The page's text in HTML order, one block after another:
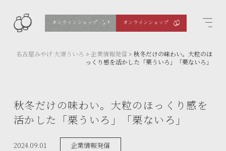
オンラインショップ オンラインショップ
名古屋みやげ 大須ういろ > 企業情報発信 >秋冬だけの味わい。大粒のほ
っくり感を活かした「栗ういろ」「栗ないろ」
秋冬だけの味わい。大粒のほっくり感を
活かした「栗ういろ」「栗ないろ」
2024.09.01 企業情報発信